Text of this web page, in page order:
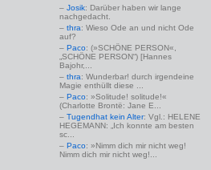
Josik: Darüber haben wir lange
nachgedacht.
thra: Wieso Ode an und nicht Ode
auf?
Paco: (»SCHÖNE PERSON«,
„SCHÖNE PERSON“) [Hannes
Bajohr,...
thra: Wunderbar! durch irgendeine
Magie enthüllt diese ...
Paco: »Solitude! solitude!«
(Charlotte Brontë: Jane E...
Tugendhat kein Alter: Vgl.: HELENE
HEGEMANN: „Ich konnte am besten
sc...
Paco: »Nimm dich mir nicht weg!
Nimm dich mir nicht weg!...